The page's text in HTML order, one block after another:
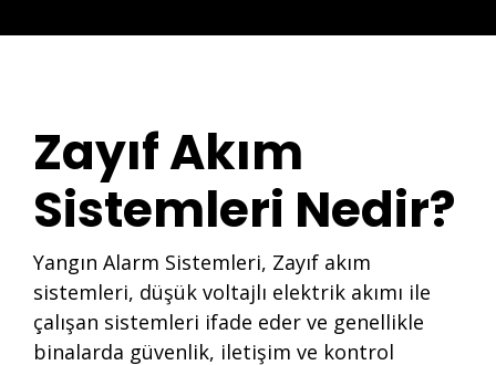
Zayıf Akım
Sistemleri Nedir?
Yangın Alarm Sistemleri, Zayıf akım
sistemleri, düşük voltajlı elektrik akımı ile
çalışan sistemleri ifade eder ve genellikle
binalarda güvenlik, iletişim ve kontrol